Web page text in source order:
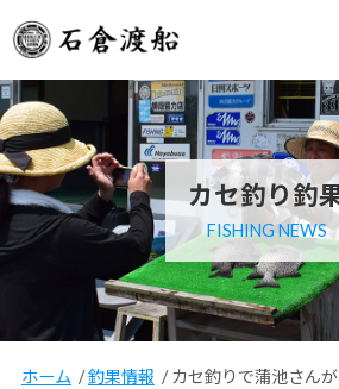
カセ釣り釣
FISHING NEWS
ホーム /釣果情報 /カセ釣りで蒲池さんが